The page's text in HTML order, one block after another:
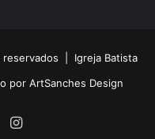
reservados | Igreja Batista
por ArtSanches Design
Instagram